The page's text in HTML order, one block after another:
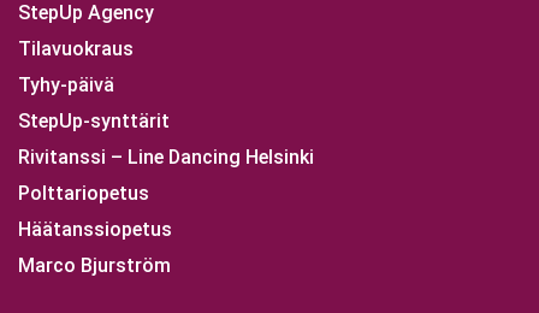
StepUp Agency
Tilavuokraus
Tyhy-päivä
StepUp-synttärit
Rivitanssi – Line Dancing Helsinki
Polttariopetus
Häätanssiopetus
Marco Bjurström